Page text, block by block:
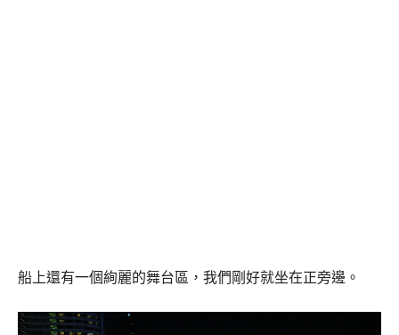
船上還有一個絢麗的舞台區，我們剛好就坐在正旁邊。